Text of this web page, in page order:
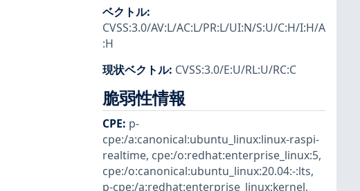
ベクトル:
CVSS:3.0/AV:L/AC:L/PR:L/UI:N/S:U/C:H/I:H/A
:H
現状ベクトル: CVSS:3.0/E:U/RL:U/RC:C
脆弱性情報
CPE: p-
cpe:/a:canonical:ubuntu_linux:linux-raspi-
realtime, cpe:/o:redhat:enterprise_linux:5,
cpe:/o:canonical:ubuntu_linux:20.04:-:lts,
p-cpe:/a:redhat:enterprise_linux:kernel,